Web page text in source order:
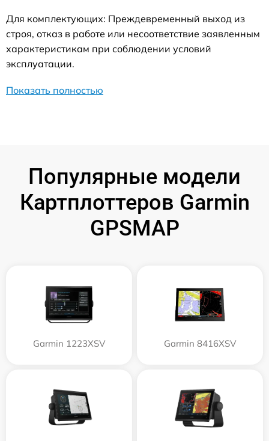
Для комплектующих: Преждевременный выход из
строя, отказ в работе или несоответствие заявленным
характеристикам при соблюдении условий
эксплуатации.
Показать полностью
Популярные модели
Картплоттеров Garmin
GPSMAP
Garmin 1223XSV Garmin 8416XSV